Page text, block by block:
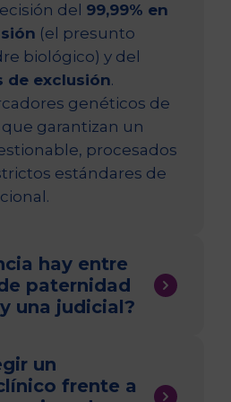
del 99,99% en
(el presunto
biológico) y del
de exclusión.
genéticos de
garantizan un
procesados
estándares de
hay entre
paternidad
una judicial?
, y en Eurofins te
opciones:
un
frente a